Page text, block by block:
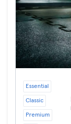
Essential
Classic
Premium